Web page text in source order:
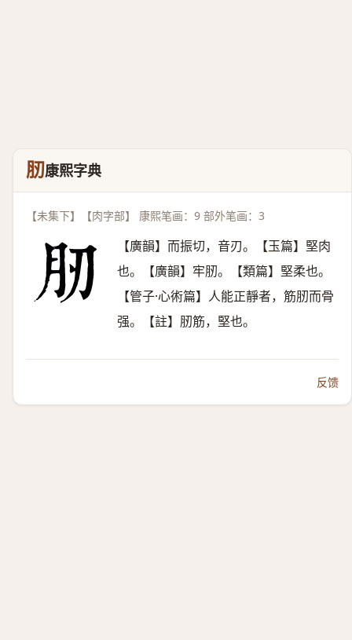
肕康熙字典
【未集下】【肉字部】 康熙笔画：9 部外笔画：3
【廣韻】而振切，音刃。【玉篇】堅肉
也。【廣韻】牢肕。【類篇】堅柔也。
【管子·心術篇】人能正靜者，筋肕而骨
强。【註】肕筋，堅也。
反馈